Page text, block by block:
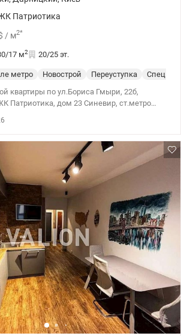
Патриотика
/ м2*
17 м2 20/25 эт.
метро Новострой Переуступка
квартиры по ул.Бориса Гмыри, 22б,
Патриотика, дом 23 Синевир, ст.метро
Эпицентр, сдан в эксплуатацию,
вода, электричество, отопление, В доме 3
консьерж, электронная система
метро Позняки 7 минут, Осокорки 15
АТБ, Метро, Сільпо, аптеки, кафе,
сад. Переуступка. Цена 77000у.е.,
valion.ua/1144059